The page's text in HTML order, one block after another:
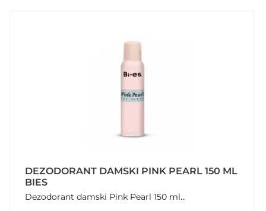
DEZODORANT DAMSKI PINK PEARL 150 ML
BIES
Dezodorant damski Pink Pearl 150 ml...